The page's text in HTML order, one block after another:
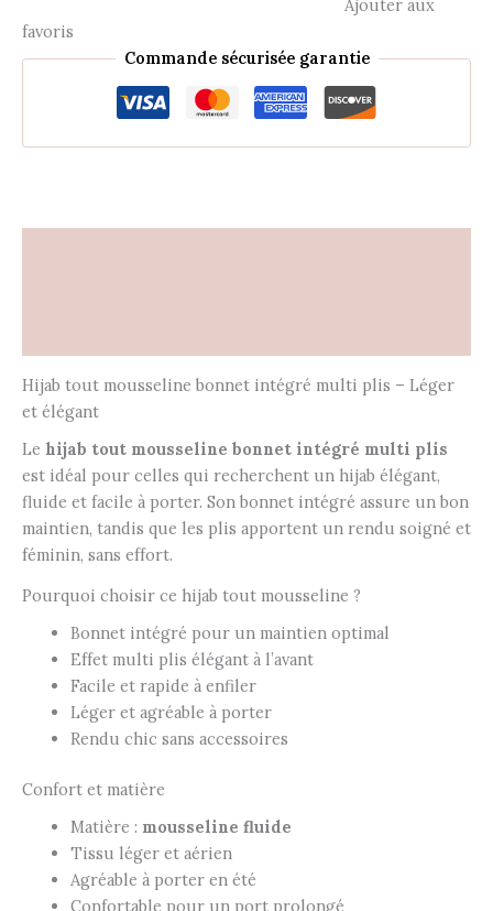
Ajouter aux
favoris
Commande sécurisée garantie
Hijab tout mousseline bonnet intégré multi plis – Léger
et élégant
Le hijab tout mousseline bonnet intégré multi plis
est idéal pour celles qui recherchent un hijab élégant,
fluide et facile à porter. Son bonnet intégré assure un bon
maintien, tandis que les plis apportent un rendu soigné et
féminin, sans effort.
Pourquoi choisir ce hijab tout mousseline ?
Bonnet intégré pour un maintien optimal
Effet multi plis élégant à l’avant
Facile et rapide à enfiler
Léger et agréable à porter
Rendu chic sans accessoires
Confort et matière
Matière : mousseline fluide
Tissu léger et aérien
Agréable à porter en été
Confortable pour un port prolongé